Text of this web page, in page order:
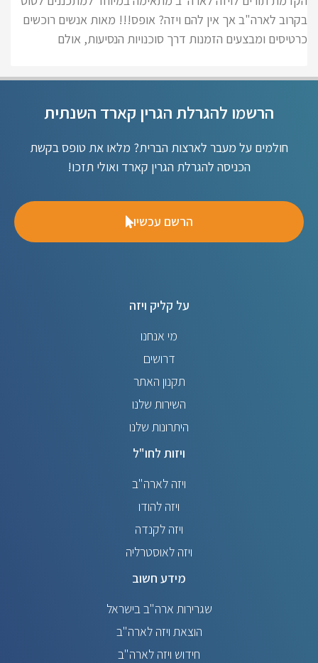
בקרוב לארה"ב אך אין להם ויזה? אופס!!! מאות אנשים רוכשים
כרטיסים ומבצעים הזמנות דרך סוכנויות הנסיעות, אולם
הרשמו להגרלת הגרין קארד השנתית
חולמים על מעבר לארצות הברית? מלאו את טופס בקשת
הכניסה להגרלת הגרין קארד ואולי תזכו!
הרשם עכשיו
על קליק ויזה
מי אנחנו
דרושים
תקנון האתר
השירות שלנו
היתרונות שלנו
ויזות לחו"ל
ויזה לארה"ב
ויזה להודו
ויזה לקנדה
ויזה לאוסטרליה
מידע חשוב
שגרירות ארה"ב בישראל
הוצאת ויזה לארה"ב
חידוש ויזה לארה"ב